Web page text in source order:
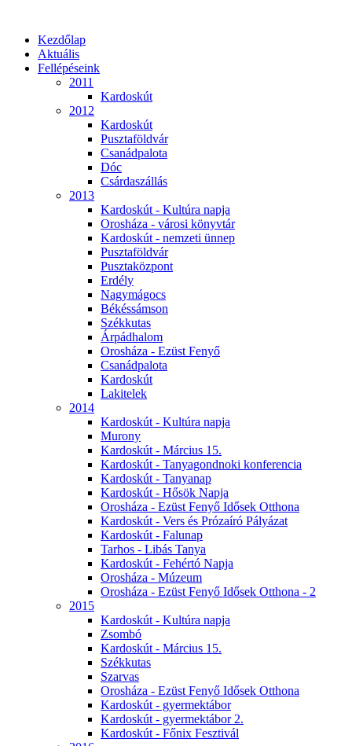
Kezdőlap
Aktuális
Fellépéseink
2011
Kardoskút
2012
Kardoskút
Pusztaföldvár
Csanádpalota
Dóc
Csárdaszállás
2013
Kardoskút - Kultúra napja
Orosháza - városi könyvtár
Kardoskút - nemzeti ünnep
Pusztaföldvár
Pusztaközpont
Erdély
Nagymágocs
Békéssámson
Székkutas
Árpádhalom
Orosháza - Ezüst Fenyő
Csanádpalota
Kardoskút
Lakitelek
2014
Kardoskút - Kultúra napja
Murony
Kardoskút - Március 15.
Kardoskút - Tanyagondnoki konferencia
Kardoskút - Tanyanap
Kardoskút - Hősök Napja
Orosháza - Ezüst Fenyő Idősek Otthona
Kardoskút - Vers és Prózaíró Pályázat
Kardoskút - Falunap
Tarhos - Libás Tanya
Kardoskút - Fehértó Napja
Orosháza - Múzeum
Orosháza - Ezüst Fenyő Idősek Otthona - 2
2015
Kardoskút - Kultúra napja
Zsombó
Kardoskút - Március 15.
Székkutas
Szarvas
Orosháza - Ezüst Fenyő Idősek Otthona
Kardoskút - gyermektábor
Kardoskút - gyermektábor 2.
Kardoskút - Főnix Fesztivál